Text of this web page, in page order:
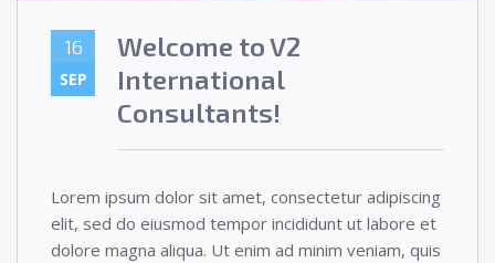
16
SEP
Welcome to V2
International
Consultants!
Lorem ipsum dolor sit amet, consectetur adipiscing
elit, sed do eiusmod tempor incididunt ut labore et
dolore magna aliqua. Ut enim ad minim veniam, quis